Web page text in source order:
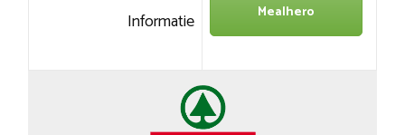
Informatie Mealhero